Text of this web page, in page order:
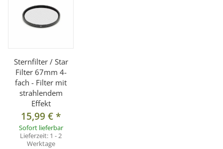
Sternfilter / Star
Filter 67mm 4-
fach - Filter mit
strahlendem
Effekt
15,99 €*
Sofort lieferbar
Lieferzeit: 1 - 2
Werktage